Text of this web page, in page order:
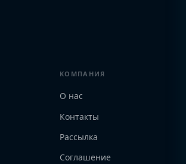
КОМПАНИЯ
О нас
Контакты
Рассылка
Соглашение